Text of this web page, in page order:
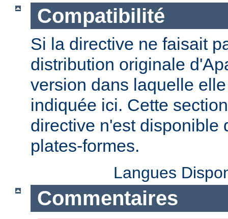
Compatibilité
Si la directive ne faisait
distribution originale
version dans laquelle
indiquée ici. Cette
directive n'est disponible
plates-formes.
Langues
Commentaires